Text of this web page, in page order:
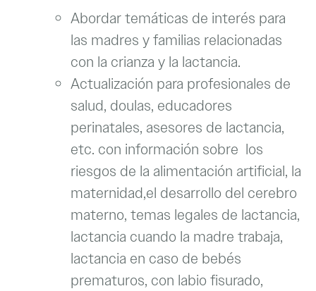
Abordar temáticas de interés para
las madres y familias relacionadas
con la crianza y la lactancia.
Actualización para profesionales de
salud, doulas, educadores
perinatales, asesores de lactancia,
etc. con información sobre los
riesgos de la alimentación artificial, la
maternidad,el desarrollo del cerebro
materno, temas legales de lactancia,
lactancia cuando la madre trabaja,
lactancia en caso de bebés
prematuros, con labio fisurado,